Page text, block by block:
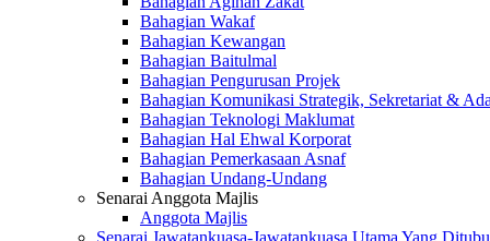
Bahagian Wakaf
Bahagian Kewangan
Bahagian Baitulmal
Bahagian Pengurusan Projek
Bahagian Komunikasi Strategik, Sekretariat &
Bahagian Teknologi Maklumat
Bahagian Hal Ehwal Korporat
Bahagian Pemerkasaan Asnaf
Bahagian Undang-Undang
Senarai Anggota Majlis
Anggota Majlis
Senarai Jawatankuasa-Jawatankuasa Utama Yang